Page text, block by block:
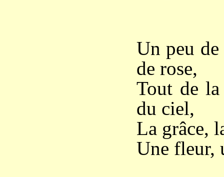
Un peu
de rose,
Tout de
du ciel,
La grâce,
Une fleur,